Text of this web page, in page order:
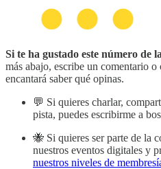
Si te ha gustado este número de
más abajo, escribe un comentario o
encantará saber qué opinas.
💬 Si quieres charlar,
pista, puedes escribirme a
🐝 Si quieres ser parte de la
nuestros eventos digitales y
nuestros niveles de